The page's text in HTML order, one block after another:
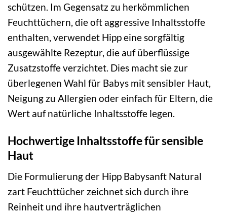
schützen. Im Gegensatz zu herkömmlichen
Feuchttüchern, die oft aggressive Inhaltsstoffe
enthalten, verwendet Hipp eine sorgfältig
ausgewählte Rezeptur, die auf überflüssige
Zusatzstoffe verzichtet. Dies macht sie zur
überlegenen Wahl für Babys mit sensibler Haut,
Neigung zu Allergien oder einfach für Eltern, die
Wert auf natürliche Inhaltsstoffe legen.
Hochwertige Inhaltsstoffe für sensible
Haut
Die Formulierung der Hipp Babysanft Natural
zart Feuchttücher zeichnet sich durch ihre
Reinheit und ihre hautverträglichen